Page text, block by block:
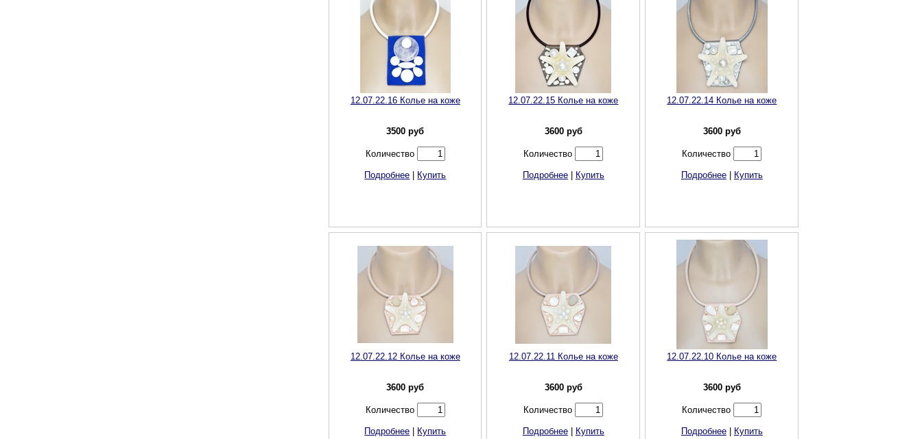
12.07.22.16 Колье на коже
3500 руб
Количество
Подробнее Купить
12.07.22.15 Колье на коже
3600руб
Количество
Подробнее| Купить
12.07.22.14 Колье на коже
3600руб
Количество
Подробнее| Купить
12.07.22.12 Колье на коже
3600 руб
Количество
Подробнее Купить
12.07.22.11 Колье на коже
3600руб
Количество
Подробнее| Купить
12.07.22.10 Колье на коже
3600руб
Количество
Подробнее| Купить